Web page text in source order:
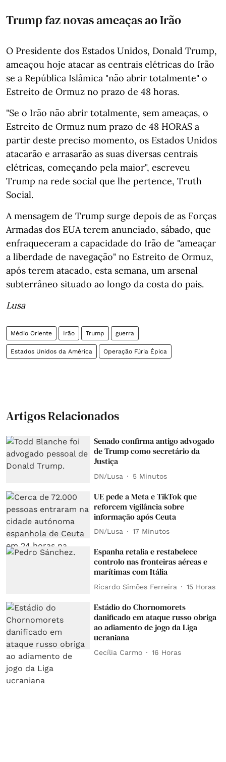
Trump faz novas ameaças ao Irão
O Presidente dos Estados Unidos, Donald Trump,
ameaçou hoje atacar as centrais elétricas do Irão
se a República Islâmica "não abrir totalmente" o
Estreito de Ormuz no prazo de 48 horas.
"Se o Irão não abrir totalmente, sem ameaças, o
Estreito de Ormuz num prazo de 48 HORAS a
partir deste preciso momento, os Estados Unidos
atacarão e arrasarão as suas diversas centrais
elétricas, começando pela maior", escreveu
Trump na rede social que lhe pertence, Truth
Social.
A mensagem de Trump surge depois de as Forças
Armadas dos EUA terem anunciado, sábado, que
enfraqueceram a capacidade do Irão de "ameaçar
a liberdade de navegação" no Estreito de Ormuz,
após terem atacado, esta semana, um arsenal
subterrâneo situado ao longo da costa do país.
Lusa
Médio Oriente Irão Trump guerra
Estados Unidos da América Operação Fúria Épica
Artigos Relacionados
Senado confirma antigo advogado
de Trump como secretário da
Justiça
DN/Lusa 5 Minutos
UE pede a Meta e TikTok que
reforcem vigilância sobre
informação após Ceuta
DN/Lusa 17 Minutos
Espanha retalia e restabelece
controlo nas fronteiras aéreas e
marítimas com Itália
Ricardo Simões Ferreira 15 Horas
Estádio do Chornomorets
danificado em ataque russo obriga
ao adiamento de jogo da Liga
ucraniana
Cecília Carmo 16 Horas